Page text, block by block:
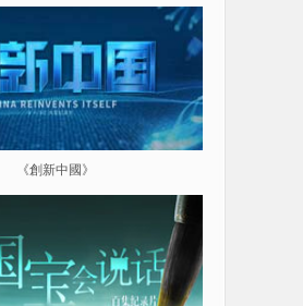
《創新中國》